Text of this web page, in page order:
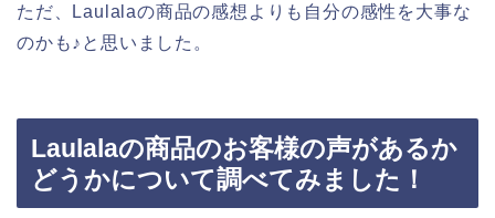
ただ、Laulalaの商品の感想よりも自分の感性を大事な
のかも♪と思いました。
Laulalaの商品のお客様の声があるか
どうかについて調べてみました！